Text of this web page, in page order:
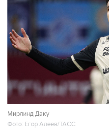
Мирлинд Даку
Фото: Егор Алеев/ТАСС